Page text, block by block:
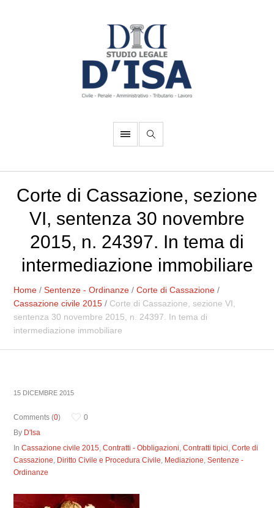
Corte di Cassazione, sezione
VI, sentenza 30 novembre
2015, n. 24397. In tema di
intermediazione immobiliare
Home /Sentenze - Ordinanze /Corte di Cassazione /
Cassazione civile 2015 / Corte di Cassazione, sezione VI,
sentenza 30 novembre 2015, n. 24397. In tema di
intermediazione immobiliare
15 DICEMBRE 2015
Comments (0)
0
By D'Isa
InCassazione civile 2015,Contratti - Obbligazioni,Contratti tipici,Corte di
Cassazione, Diritto Civile e Procedura Civile, Mediazione,Sentenze -
Ordinanze